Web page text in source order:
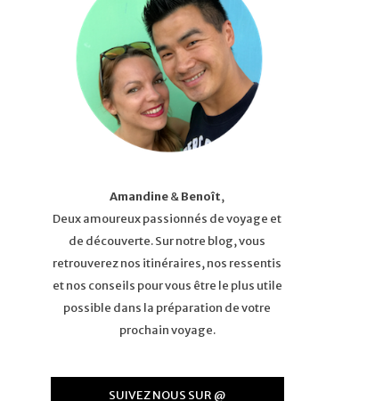
Amandine&Benoît,
Deux amoureux passionnés de voyage et
de découverte. Sur notre blog, vous
retrouverez nos itinéraires, nos ressentis
et nos conseils pour vous être le plus utile
possible dans la préparation de votre
prochain voyage.
SUIVEZ NOUS SUR @